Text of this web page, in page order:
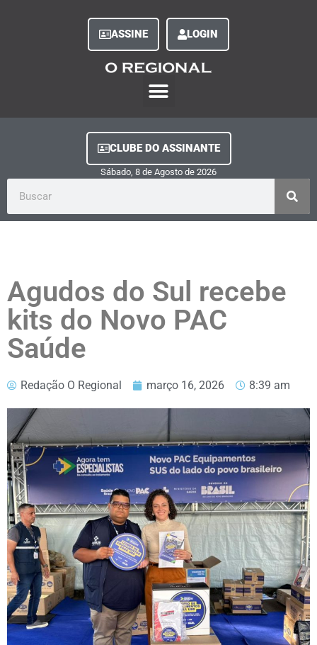
ASSINE LOGIN
CLUBE DO ASSINANTE
Sábado, 8 de Agosto de 2026
Agudos do Sul recebe
kits do Novo PAC
Saúde
Redação O Regional março 16, 2026 8:39 am